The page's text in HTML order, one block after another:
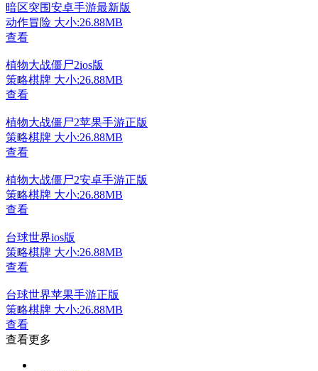
暗区突围安卓手游最新版
动作冒险 大小:26.88MB
查看
植物大战僵尸2ios版
策略棋牌 大小:26.88MB
查看
植物大战僵尸2苹果手游正版
策略棋牌 大小:26.88MB
查看
植物大战僵尸2安卓手游正版
策略棋牌 大小:26.88MB
查看
台球世界ios版
策略棋牌 大小:26.88MB
查看
台球世界苹果手游正版
策略棋牌 大小:26.88MB
查看
查看更多